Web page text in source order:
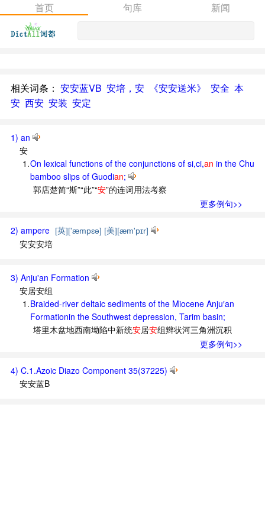
首页 句库 新闻
相关词条： 安安蓝VB 安培，安 《安安送米》 安全 本
安 西安 安装 安定
1) an
安
1.On lexical functions of the conjunctions of si,ci,an in the Chu
bamboo slips of Guodian;
郭店楚简“斯”“此”“安”的连词用法考察
更多例句>>
2) ampere [英]['æmpɛə] [美][æm'pɪr]
安安安培
3) Anju'an Formation
安居安组
1.Braided-river deltaic sediments of the Miocene Anju′an
Formationin the Southwest depression, Tarim basin;
塔里木盆地西南坳陷中新统安居安组辫状河三角洲沉积
更多例句>>
4) C.1.Azoic Diazo Component 35(37225)
安安蓝B